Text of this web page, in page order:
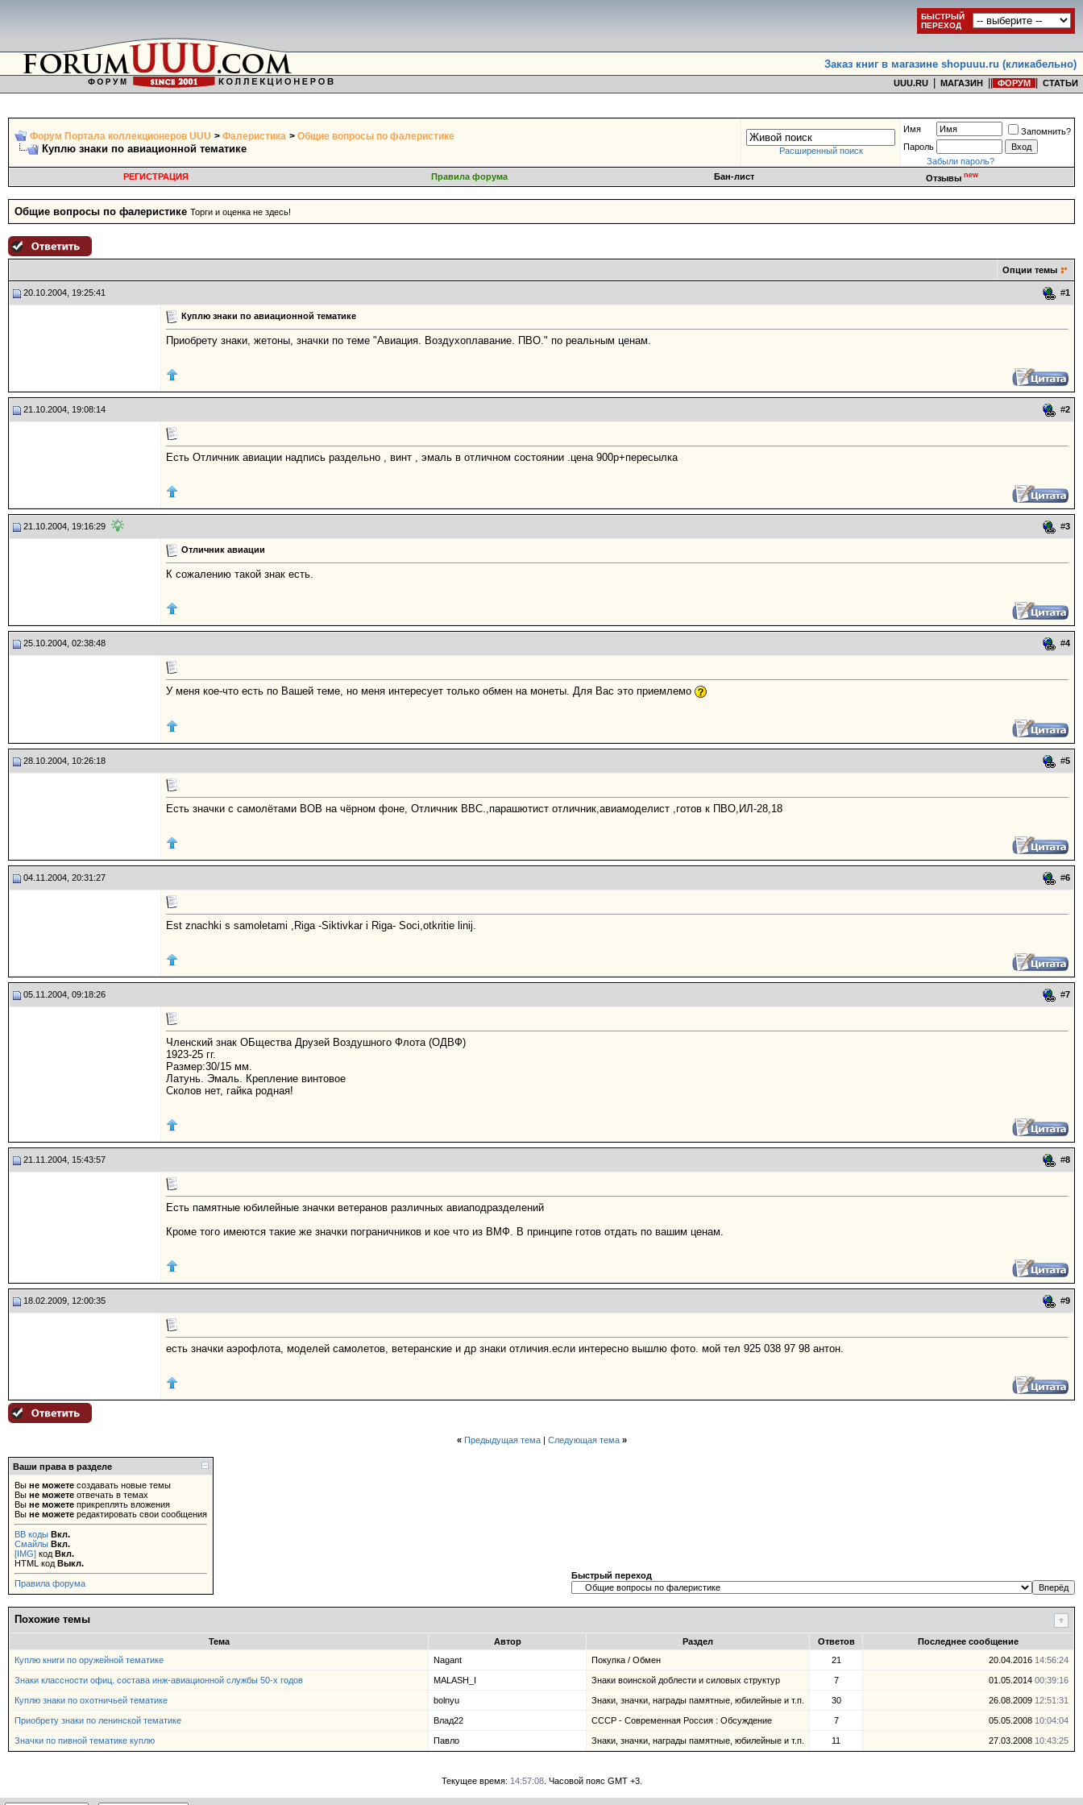
БЫСТРЫЙ
ПЕРЕХОД
Заказ книг в магазине shopuuu.ru (кликабельно)
UUU.RU МАГАЗИН ФОРУМ СТАТЬИ
Форум Портала коллекционеров UUU > Фалеристика > Общие вопросы по фалеристике
Куплю знаки по авиационной тематике Расширенный поиск
Имя
Запомнить?
Пароль
Забыли пароль?
РЕГИСТРАЦИЯ
Правила форума Бан-лист Отзывы new
Общие вопросы по фалеристике Торги и оценка не здесь!
Опции темы
20.10.2004, 19:25:41 #1
Куплю знаки по авиационной тематике
Приобрету знаки, жетоны, значки по теме "Авиация. Воздухоплавание. ПВО." по реальным ценам.
21.10.2004, 19:08:14 #2
Есть Отличник авиации надпись раздельно , винт , эмаль в отличном состоянии .цена 900р+пересылка
21.10.2004, 19:16:29 #3
Отличник авиации
К сожалению такой знак есть.
25.10.2004, 02:38:48 #4
У меня кое-что есть по Вашей теме, но меня интересует только обмен на монеты. Для Вас это приемлемо
28.10.2004, 10:26:18 #5
Есть значки с самолётами ВОВ на чёрном фоне, Отличник ВВС.,парашютист отличник,авиамоделист ,готов к ПВО,ИЛ-28,18
04.11.2004, 20:31:27 #6
Est znachki s samoletami ,Riga -Siktivkar i Riga- Soci,otkritie linij.
05.11.2004, 09:18:26 #7
Членский знак ОБщества Друзей Воздушного Флота (ОДВФ)
1923-25 гг.
Размер:30/15 мм.
Латунь. Эмаль. Крепление винтовое
Сколов нет, гайка родная!
21.11.2004, 15:43:57 #8
Есть памятные юбилейные значки ветеранов различных авиаподразделений
Кроме того имеются такие же значки пограничников и кое что из ВМФ. В принципе готов отдать по вашим ценам.
18.02.2009, 12:00:35 #9
есть значки аэрофлота, моделей самолетов, ветеранские и др знаки отличия.если интересно вышлю фото. мой тел 925 038 97 98 антон.
« Предыдущая тема| Следующая тема »
Ваши права в разделе
Вы не можете создавать новые темы
Вы не можете отвечать в темах
Вы не можете прикреплять вложения
Вы не можете редактировать свои сообщения
BB коды Вкл.
Смайлы Вкл.
[IMG] код Вкл.
HTML код Выкл.
Правила форума
Быстрый переход
Похожие темы
Тема Автор Раздел Ответов
Последнее сообщение
Куплю книги по оружейной тематике
Nagant Покупка / Обмен 21 20.04.2016 14:56:24
Знаки классности офиц. состава инж-авиационной службы 50-х годов MALASH_I Знаки воинской доблести и силовых структур 7 01.05.2014 00:39:16
Куплю знаки по охотничьей тематике bolnyu Знаки, значки, награды памятные, юбилейные и т.п. 30 26.08.2009 12:51:31
Приобрету знаки по ленинской тематике Влад22 СССР - Современная Россия : Обсуждение 7 05.05.2008 10:04:04
Значки по пивной тематике куплю Павло Знаки, значки, награды памятные, юбилейные и т.п. 11 27.03.2008 10:43:25
Текущее время: 14:57:08. Часовой пояс GMT +3.